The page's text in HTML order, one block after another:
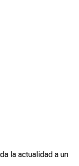
la actualidad a un
la actualidad a un